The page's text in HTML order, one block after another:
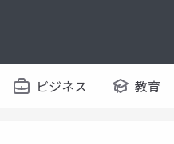
ビジネス 教育